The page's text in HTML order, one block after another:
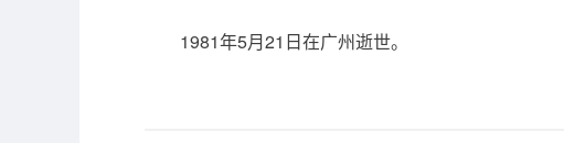
1981年5月21日在广州逝世。